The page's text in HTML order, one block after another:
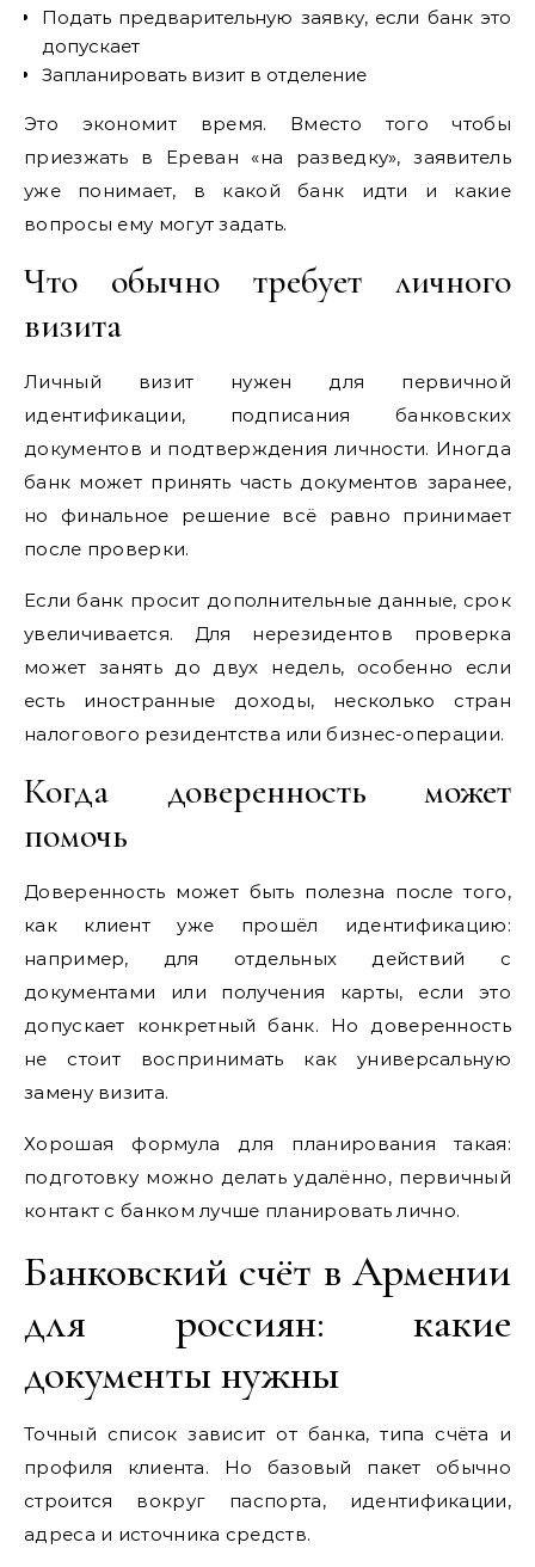
Подать предварительную заявку, если банк это
допускает
Запланировать визит в отделение
Это экономит время. Вместо того чтобы
приезжать в Ереван «на разведку», заявитель
уже понимает, в какой банк идти и какие
вопросы ему могут задать.
Что обычно требует личного
визита
Личный визит нужен для первичной
идентификации, подписания банковских
документов и подтверждения личности. Иногда
банк может принять часть документов заранее,
но финальное решение всё равно принимает
после проверки.
Если банк просит дополнительные данные, срок
увеличивается. Для нерезидентов проверка
может занять до двух недель, особенно если
есть иностранные доходы, несколько стран
налогового резидентства или бизнес-операции.
Когда доверенность может
помочь
Доверенность может быть полезна после того,
как клиент уже прошёл идентификацию:
например, для отдельных действий с
документами или получения карты, если это
допускает конкретный банк. Но доверенность
не стоит воспринимать как универсальную
замену визита.
Хорошая формула для планирования такая:
подготовку можно делать удалённо, первичный
контакт с банком лучше планировать лично.
Банковский счёт в Армении
для россиян: какие
документы нужны
Точный список зависит от банка, типа счёта и
профиля клиента. Но базовый пакет обычно
строится вокруг паспорта, идентификации,
адреса и источника средств.